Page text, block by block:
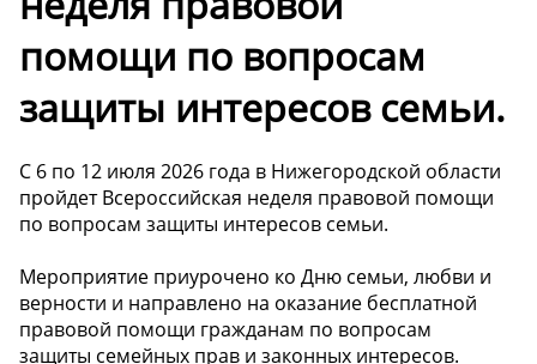
помощи по вопросам
защиты интересов семьи.
С 6 по 12 июля 2026 года в Нижегородской области
пройдет Всероссийская неделя правовой помощи
по вопросам защиты интересов семьи.
Мероприятие приурочено ко Дню семьи, любви и
верности и направлено на оказание бесплатной
правовой помощи гражданам по вопросам
защиты семейных прав и законных интересов.